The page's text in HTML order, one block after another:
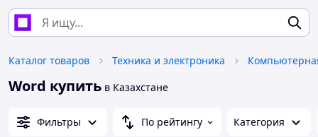
Каталог товаров Техника и электроника
Word купить в Казахстане
Фильтры По рейтингу Категория